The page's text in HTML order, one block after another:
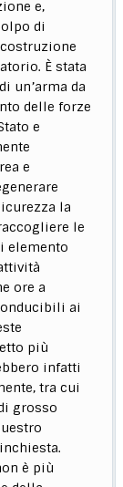
e,
di
È stata
un’arma da
delle forze
e
e
la
le
elemento
ore a
ai
più
infatti
tra cui
grosso
è più